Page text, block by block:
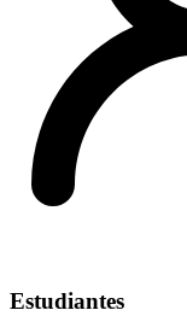
Estudiantes